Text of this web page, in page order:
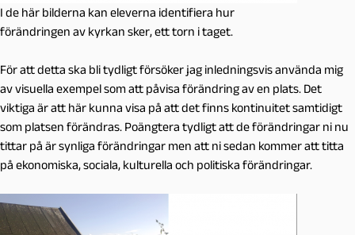
I de här bilderna kan eleverna identifiera hur
förändringen av kyrkan sker, ett torn i taget.
För att detta ska bli tydligt försöker jag inledningsvis använda mig
av visuella exempel som att påvisa förändring av en plats. Det
viktiga är att här kunna visa på att det finns kontinuitet samtidigt
som platsen förändras. Poängtera tydligt att de förändringar ni nu
tittar på är synliga förändringar men att ni sedan kommer att titta
på ekonomiska, sociala, kulturella och politiska förändringar.